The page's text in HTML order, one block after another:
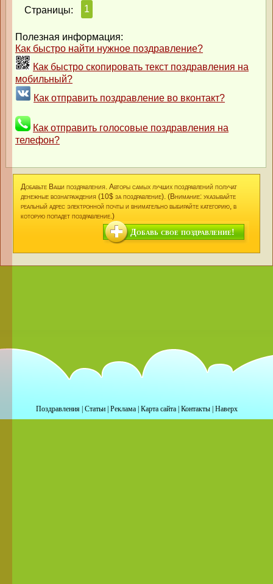
Страницы: 1
Полезная информация:
Как быстро найти нужное поздравление?
Как быстро скопировать текст поздравления на
мобильный?
Как отправить поздравление во вконтакт?
Как отправить голосовые поздравления на
телефон?
Добавьте Ваши поздравления. Авторы самых лучших поздравлений получат
денежные вознаграждения (10$ за поздравление). (Внимание: указывайте
реальный адрес электронной почты и внимательно выбирайте категорию, в
которую попадет поздравление.)
Добавь свое поздравление!
Поздравления| Статьи| Реклама| Карта сайта| Контакты| Наверх